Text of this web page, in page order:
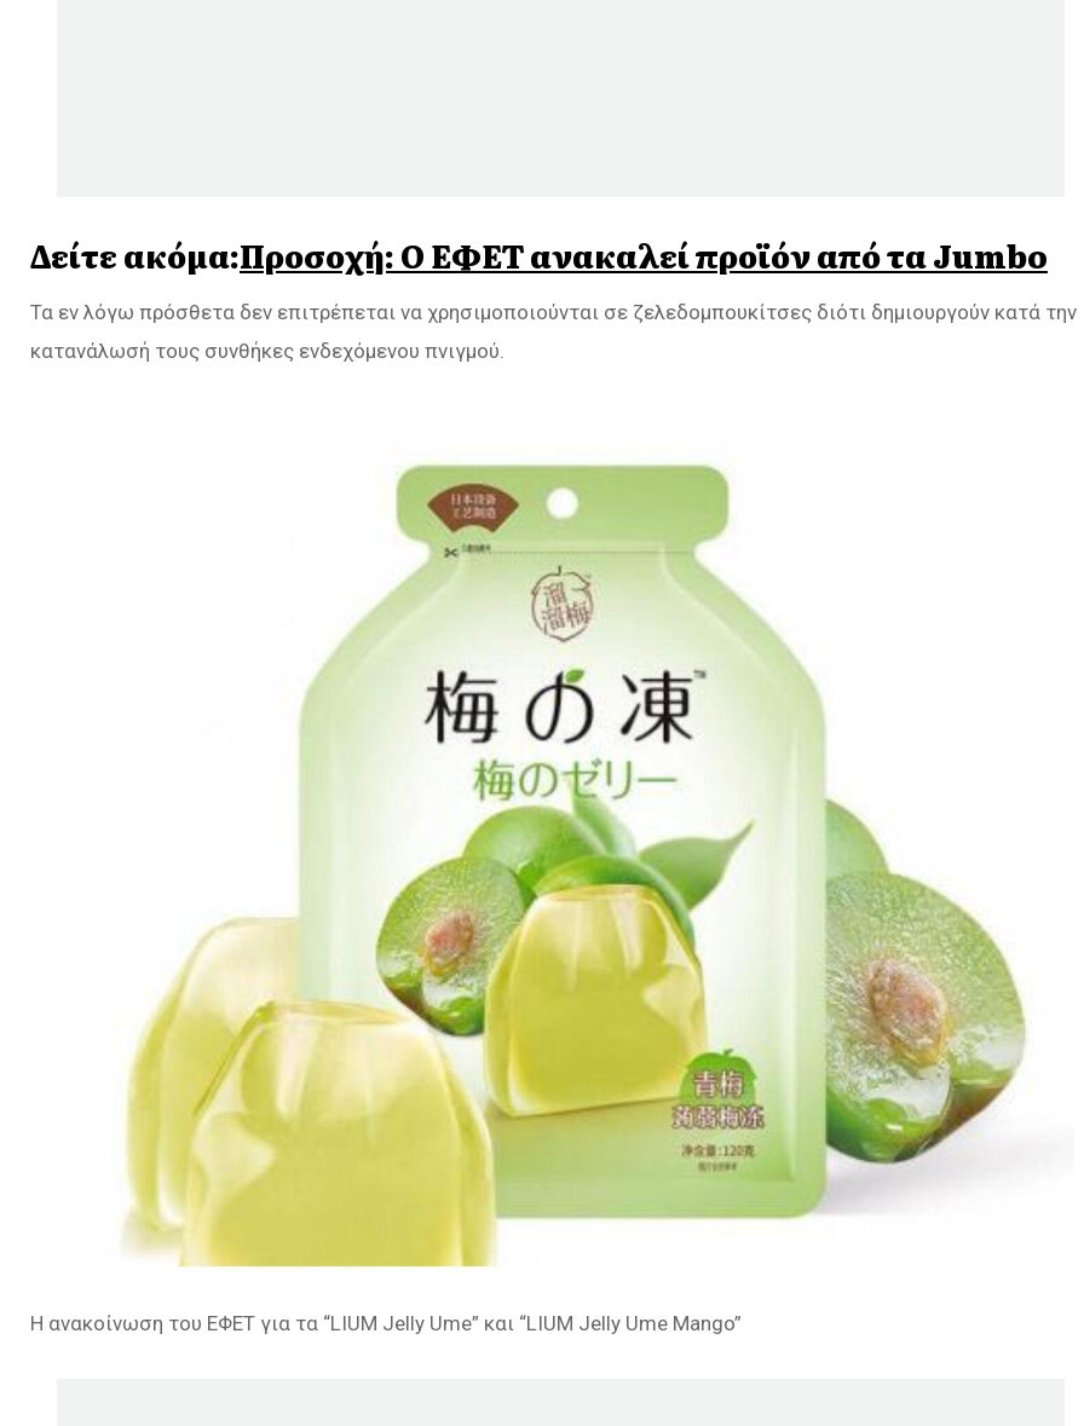
Δείτε ακόμα:Προσοχή: Ο ΕΦΕΤ ανακαλεί προϊόν από τα Jumbo
Τα εν λόγω πρόσθετα δεν επιτρέπεται να χρησιμοποιούνται σε ζελεδομπουκίτσες διότι δημιουργούν κατά την
κατανάλωσή τους συνθήκες ενδεχόμενου πνιγμού.
Η ανακοίνωση του ΕΦΕΤ για τα “LIUM Jelly Ume” και “LIUM Jelly Ume Mango”